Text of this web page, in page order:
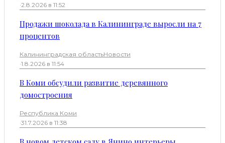
·2.8.2026 в 11:52
Продажи шоколада в Калининграде выросли на 7
процентов
Калининградская областьНовости
·1.8.2026 в 11:54
В Коми обсудили развитие деревянного
домостроения
Республика Коми
·31.7.2026 в 11:38